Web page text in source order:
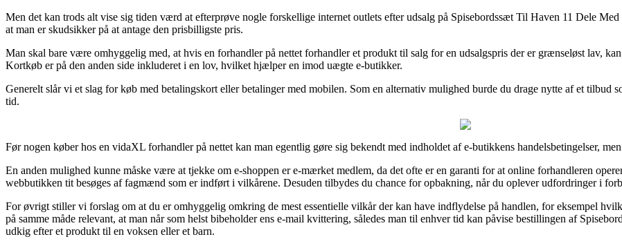
Men det kan trods alt vise sig tiden værd at efterprøve nogle forskellige internet outlets efter udsalg på Spisebordssæt Til Haven 11 Dele
at man er skudsikker på at antage den prisbilligste pris.
Man skal bare være omhyggelig med, at hvis en forhandler på nettet forhandler et produkt til salg for en udsalgspris der er grænseløst lav,
Kortkøb er på den anden side inkluderet i en lov, hvilket hjælper en imod uægte e-butikker.
Generelt slår vi et slag for køb med betalingskort eller betalinger med mobilen. Som en alternativ mulighed burde du drage nytte af et
tid.
Før nogen køber hos en vidaXL forhandler på nettet kan man egentlig gøre sig bekendt med indholdet af e-butikkens handelsbetingelser,
En anden mulighed kunne måske være at tjekke om e-shoppen er e-mærket medlem, da det ofte er en garanti for at online forhandleren
webbutikken tit besøges af fagmænd som er indført i vilkårene. Desuden tilbydes du chance for opbakning, når du oplever udfordringer i
For øvrigt stiller vi forslag om at du er omhyggelig omkring de mest essentielle vilkår der kan have indflydelse på handlen, for eksempel
på samme måde relevant, at man når som helst bibeholder ens e-mail kvittering, således man til enhver tid kan påvise bestillingen af
udkig efter et produkt til en voksen eller et barn.